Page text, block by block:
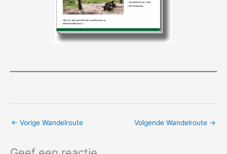
← Vorige Wandelroute Volgende Wandelroute →